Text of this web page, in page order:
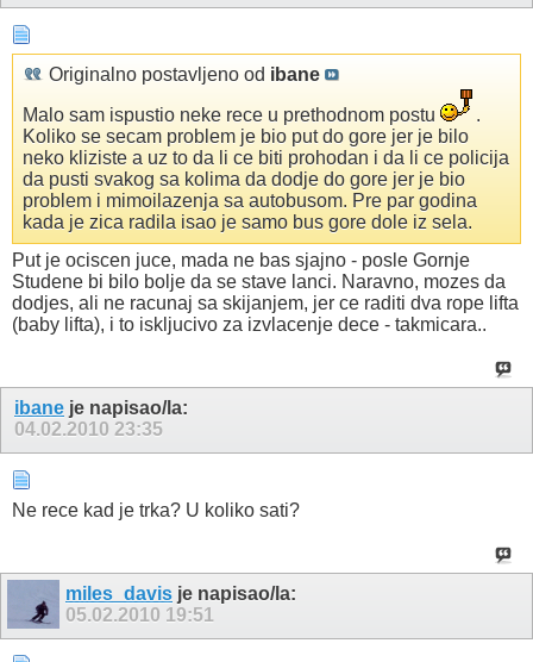
Originalno postavljeno od ibane
Malo sam ispustio neke rece u prethodnom postu
.
Koliko se secam problem je bio put do gore jer je bilo
neko kliziste a uz to da li ce biti prohodan i da li ce policija
da pusti svakog sa kolima da dodje do gore jer je bio
problem i mimoilazenja sa autobusom. Pre par godina
kada je zica radila isao je samo bus gore dole iz sela.
Put je ociscen juce, mada ne bas sjajno - posle Gornje
Studene bi bilo bolje da se stave lanci. Naravno, mozes da
dodjes, ali ne racunaj sa skijanjem, jer ce raditi dva rope lifta
(baby lifta), i to iskljucivo za izvlacenje dece - takmicara..
ibane je napisao/la:
04.02.2010 23:35
Ne rece kad je trka? U koliko sati?
miles_davis je napisao/la:
05.02.2010 19:51